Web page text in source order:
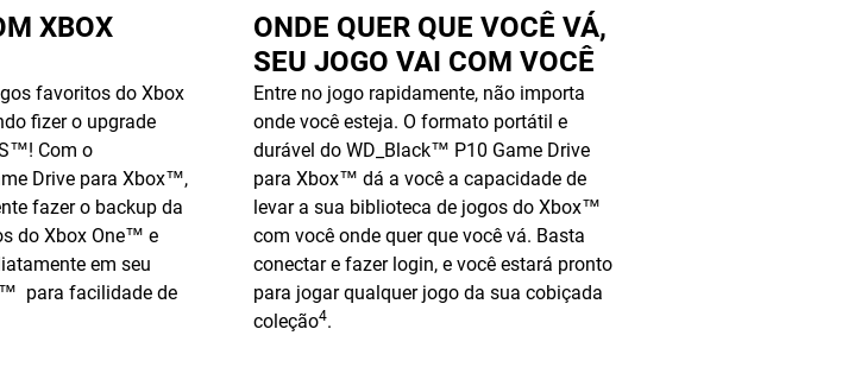
XBOX
favoritos do Xbox
fizer o upgrade
Com o
Drive para Xbox™,
fazer o backup da
do Xbox One™ e
em seu
para facilidade de
ONDE QUER QUE VOCÊ VÁ,
SEU JOGO VAI COM VOCÊ
Entre no jogo rapidamente, não importa
onde você esteja. O formato portátil e
durável do WD_Black™ P10 Game Drive
para Xbox™ dá a você a capacidade de
levar a sua biblioteca de jogos do Xbox™
com você onde quer que você vá. Basta
conectar e fazer login, e você estará pronto
para jogar qualquer jogo da sua cobiçada
coleção4.